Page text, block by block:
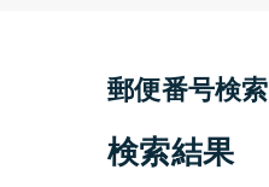
郵便番号検索
検索結果